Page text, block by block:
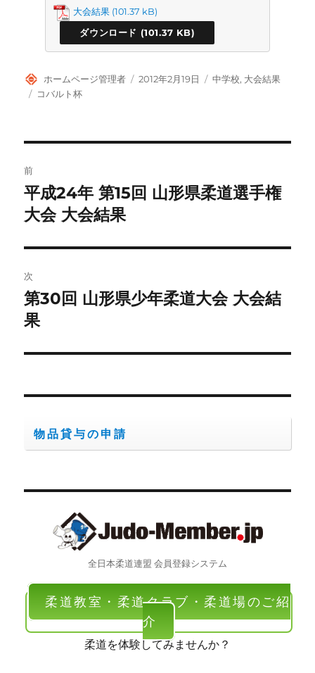
大会結果
ダウンロード
投
稿
ホームページ管理者
投
2012年2月19日
カ
中学校, 大会結果
タ
コバルト杯
稿
ナ
ビ
ゲ
ー
シ
ン
前
前
の
稿:
平成24年 第15回 山形県柔道選手権
大会 大会結果
次
次
の
稿:
第30回 山形県少年柔道大会 大会結
果
物品貸与の申請
全日本柔道連盟 会員登録システム
柔道教室・柔道クラブ・柔道場のご紹
介
柔道を体験してみませんか？